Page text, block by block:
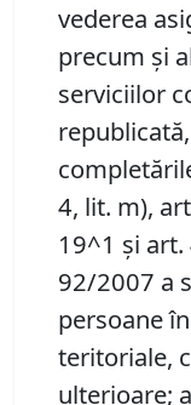
vederea
precum şi
serviciilor
4, lit. m),
19^1 şi art.
92/2007 a
persoane
teritoriale,
ulterioare;